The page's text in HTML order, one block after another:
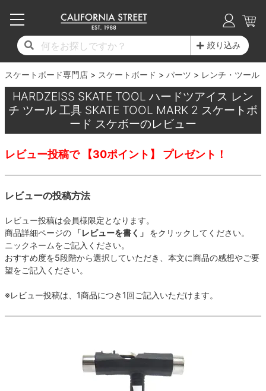
絞り込み
スケートボード専門店 スケートボード パーツ レンチ・ツール
HARDZEISS SKATE TOOL ハードツアイス レン
チ ツール 工具 SKATE TOOL MARK 2 スケートボ
ード スケボーのレビュー
レビュー投稿で 【30ポイント】 プレゼント！
レビューの投稿方法
レビュー投稿は会員様限定となります。
商品詳細ページの 「レビューを書く」 をクリックしてください。
ニックネームをご記入ください。
おすすめ度を5段階から選択していただき、本文に商品の感想やご要
望をご記入ください。
※レビュー投稿は、1商品につき1回ご記入いただけます。
17時までのご注文は当日発送！
11,000円以上で送料無料！
毎月1日はポイント5倍！10日と20日は3倍！
コンプリートセット（完成品）
デッキ
17時までのご注文は当日発送！
11,000円以上で送料無料！
毎月1日はポイント5倍！10日と20日は3倍！
デッキ新着一覧
デッキブランド一覧（全てのデッキ）
子供用デッキ
7.0inch以下
7.2inch
7.3inch
7.6inch
7.7inch
7.8inch
8.0inch
17時までのご注文は当日発送！
11,000円以上で送料無料！
毎月1日はポイント5倍！10日と20日は3倍！
トラック新着一覧
トラックブランド一覧（全てのトラック）
7.0inch以下
7.2inch
7.3inch
7.5inch
7.7inch
7.8inch
7.9inch
8.1inch
ウィール
17時までのご注文は当日発送！
11,000円以上で送料無料！
毎月1日はポイント5倍！10日と20日は3倍！
ウィール新着一覧
ウィールブランド一覧（全てのウィール）
50mm
51mm
52mm
53mm
55mm
56mm
57mm
59mm
スピットファイヤー F4（フォーミュラフォ
ボーンズ XF（エックスフォーミュラ）
ボーンズ STF（エスティーエフ）
パウエルペラルタ DF（ドラゴンフォーミュ
ラ）
ベアリング
デッキテープ
ボルト
足回りセット（トラック・ウィールセット）
17時までのご注文は当日発送！
11,000円以上で送料無料！
毎月1日はポイント5倍！10日と20日は3倍！
シューズ新着一覧
シューズブランド一覧
20cm
21cm
22cm
22.5cm
23.5cm
24cm
24.5cm
25.5cm
サンダル
インソール
シューレース・その他
17時までのご注文は当日発送！
11,000円以上で送料無料！
毎月1日はポイント5倍！10日と20日は3倍！
Tシャツ
ロングスリーブTシャツ
パーカー
トレーナー・セーター
パンツ
ショーツ
7分袖シャツ・ラグラン
17時までのご注文は当日発送！
11,000円以上で送料無料！
毎月1日はポイント5倍！10日と20日は3倍！
最新ブログ一覧
カテゴリー
17時までのご注文は当日発送！
11,000円以上で送料無料！
毎月1日はポイント5倍！10日と20日は3倍！
初心者の方へ
商品情報
スタッフおすすめアイテム
ブランド紹介
INFO
17時までのご注文は当日発送！
11,000円以上で送料無料！
毎月1日はポイント5倍！10日と20日は3倍！
店舗情報
ショップライダー紹介
カリフォルニアストリートの歴史
求人情報
プライバシーポリシー